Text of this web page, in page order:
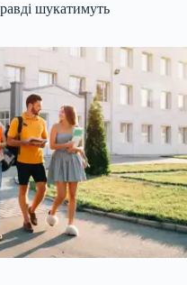
шукатимуть